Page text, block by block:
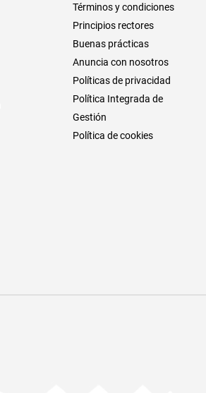
Términos y condiciones
Principios rectores
Buenas prácticas
Anuncia con nosotros
Políticas de privacidad
Política Integrada de
Gestión
Política de cookies